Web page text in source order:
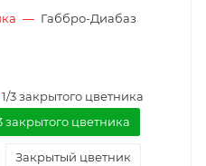
— Габбро-Диабаз
1/3 закрытого цветника
закрытого цветника
Закрытый цветник